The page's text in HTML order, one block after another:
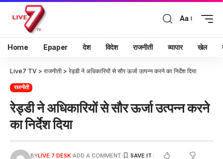
Aa
Home Epaper देश विदेश राजनीती व्यापार खेल
Live7 TV > राजनीती > रेड्डी ने अधिकारियों से सौर ऊर्जा उत्पन्न करने का निर्देश दिया
राजनीती
रेड्डी ने अधिकारियों से सौर ऊर्जा उत्पन्न करने
का निर्देश दिया
BYLIVE 7 DESK ADD A COMMENT